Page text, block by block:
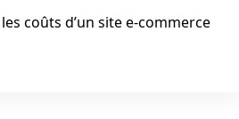
coûts d’un site e-commerce